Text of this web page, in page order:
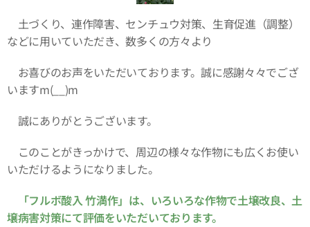
土づくり、連作障害、センチュウ対策、生育促進（調整）
などに用いていただき、数多くの方々より
お喜びのお声をいただいております。誠に感謝々々でござ
いますm(__)m
誠にありがとうございます。
このことがきっかけで、周辺の様々な作物にも広くお使い
いただけるようになりました。
「フルボ酸入 竹満作」は、いろいろな作物で土壌改良、土
壌病害対策にて評価をいただいております。